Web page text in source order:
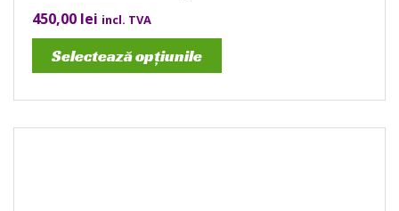
450,00 lei incl. TVA
Selectează opțiunile